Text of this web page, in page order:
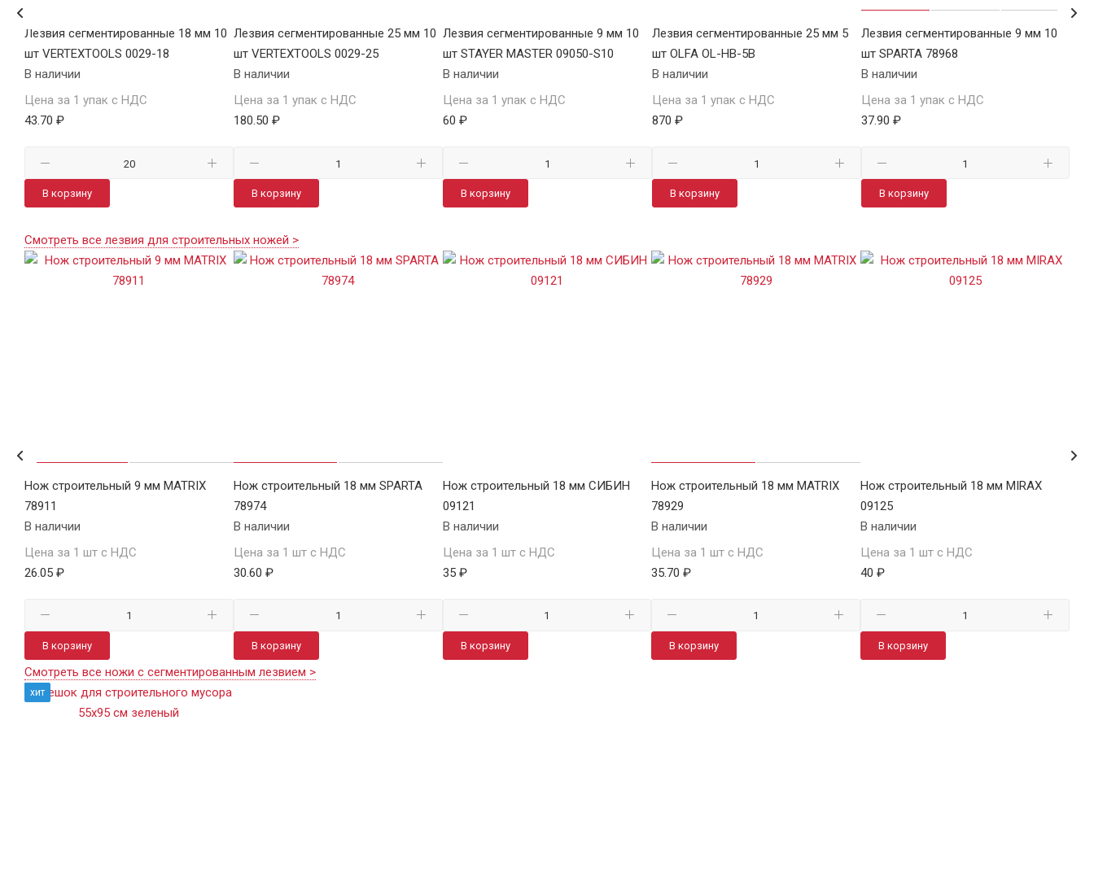
Лезвия сегментированные 18 мм 10
шт VERTEXTOOLS 0029-18
В наличии
Цена за 1 упак с НДС
43.70 ₽
В корзину
Лезвия сегментированные 25 мм 10
шт VERTEXTOOLS 0029-25
В наличии
Цена за 1 упак с НДС
180.50 ₽
В корзину
Лезвия сегментированные 9 мм 10
шт STAYER MASTER 09050-S10
В наличии
Цена за 1 упак с НДС
60 ₽
В корзину
Лезвия сегментированные 25 мм 5
шт OLFA OL-HB-5B
В наличии
Цена за 1 упак с НДС
870 ₽
В корзину
Лезвия сегментированные 9 мм 10
шт SPARTA 78968
В наличии
Цена за 1 упак с НДС
37.90 ₽
В корзину
Смотреть все лезвия для строительных ножей >
Нож строительный 9 мм MATRIX
78911
В наличии
Цена за 1 шт с НДС
26.05 ₽
В корзину
Нож строительный 18 мм SPARTA
78974
В наличии
Цена за 1 шт с НДС
30.60 ₽
В корзину
Нож строительный 18 мм СИБИН
09121
В наличии
Цена за 1 шт с НДС
35 ₽
В корзину
Нож строительный 18 мм MATRIX
78929
В наличии
Цена за 1 шт с НДС
35.70 ₽
В корзину
Нож строительный 18 мм MIRAX
09125
В наличии
Цена за 1 шт с НДС
40 ₽
В корзину
Смотреть все ножи с сегментированным лезвием >
хит